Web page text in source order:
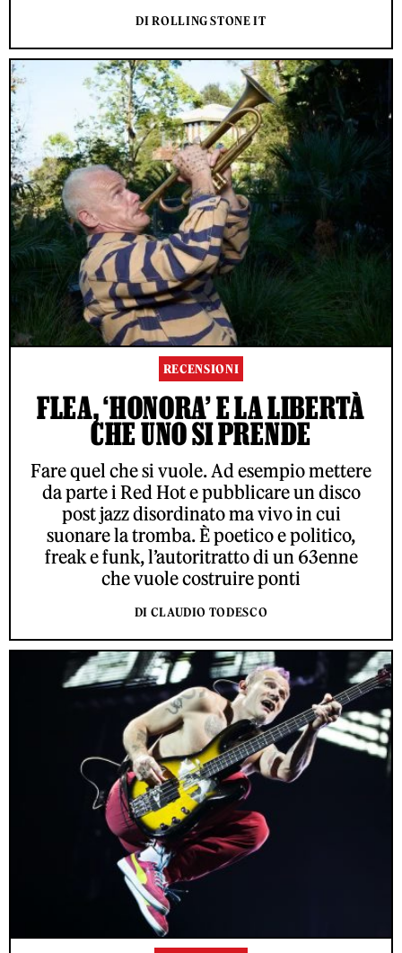
DI ROLLING STONE IT
RECENSIONI
FLEA, ‘HONORA’ E LA LIBERTÀ
CHE UNO SI PRENDE
Fare quel che si vuole. Ad esempio mettere
da parte i Red Hot e pubblicare un disco
post jazz disordinato ma vivo in cui
suonare la tromba. È poetico e politico,
freak e funk, l’autoritratto di un 63enne
che vuole costruire ponti
DI CLAUDIO TODESCO